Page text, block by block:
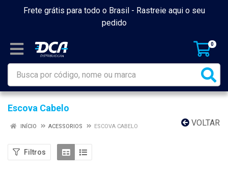
Frete grátis para todo o Brasil - Rastreie aqui o seu
pedido
0
Escova Cabelo
VOLTAR
INÍCIO ACESSORIOS ESCOVA CABELO
Filtros